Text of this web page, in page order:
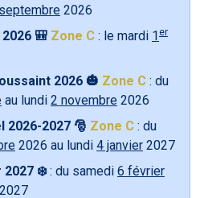
septembre 2026
🎒 Zone C : le mardi 1 er
2026 🎃 Zone C : du
au lundi 2 novembre 2026
2026-2027 🎅 Zone C : du
2026 au lundi 4 janvier 2027
2027 ❄️: du samedi 6 février
2027